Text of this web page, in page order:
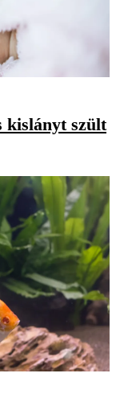
kislányt szült